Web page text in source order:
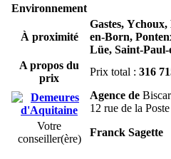
Environnement
À proximité
Gastes, Ychoux,
en-Born,
Lüe, Saint-
A propos du
prix
Prix total : 316
Agence de
12 rue de la
Votre
conseiller(ère)
Franck Sagette